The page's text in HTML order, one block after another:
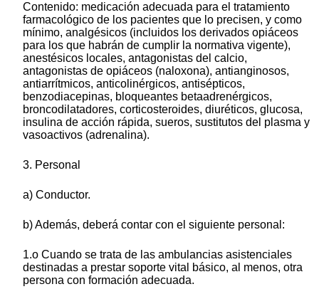
Contenido: medicación adecuada para el tratamiento
farmacológico de los pacientes que lo precisen, y como
mínimo, analgésicos (incluidos los derivados opiáceos
para los que habrán de cumplir la normativa vigente),
anestésicos locales, antagonistas del calcio,
antagonistas de opiáceos (naloxona), antianginosos,
antiarrítmicos, anticolinérgicos, antisépticos,
benzodiacepinas, bloqueantes betaadrenérgicos,
broncodilatadores, corticosteroides, diuréticos, glucosa,
insulina de acción rápida, sueros, sustitutos del plasma y
vasoactivos (adrenalina).
3. Personal
a) Conductor.
b) Además, deberá contar con el siguiente personal:
1.o Cuando se trata de las ambulancias asistenciales
destinadas a prestar soporte vital básico, al menos, otra
persona con formación adecuada.